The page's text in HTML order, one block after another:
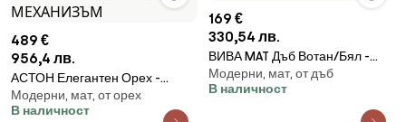
489 €
956,4 лв.
АСТОН Елегантен Орех -
МОДЕРНА РАЗТЕГАТЕЛНА
МАСА С ПОВДИГАЩ
Модерни, мат, от орех
В наличност
169 €
330,54 лв.
ВИВА MAT Дъб Вотан/Бял -
МОДЕРНА ХОЛНА МАСА С
РАФТОВЕ
Модерни, мат, от дъб
В наличност